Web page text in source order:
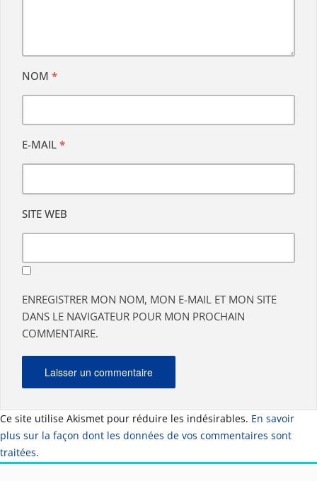
NOM *
E-MAIL *
SITE WEB
ENREGISTRER MON NOM, MON E-MAIL ET MON SITE
DANS LE NAVIGATEUR POUR MON PROCHAIN
COMMENTAIRE.
Ce site utilise Akismet pour réduire les indésirables. En savoir
plus sur la façon dont les données de vos commentaires sont
traitées.